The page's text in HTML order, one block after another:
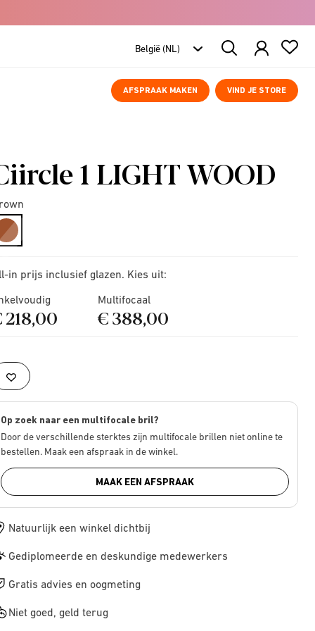
Search
Products
AFSPRAAK MAKEN VIND JE STORE
1 LIGHT WOOD
selected
in prijs inclusief glazen. Kies uit:
218,00
Multifocaal
€ 388,00
Op zoek naar een multifocale bril?
Door de verschillende sterktes zijn multifocale brillen niet online te
bestellen. Maak een afspraak in de winkel.
MAAK EEN AFSPRAAK
Natuurlijk een winkel dichtbij
Gediplomeerde en deskundige medewerkers
Gratis advies en oogmeting
Niet goed, geld terug